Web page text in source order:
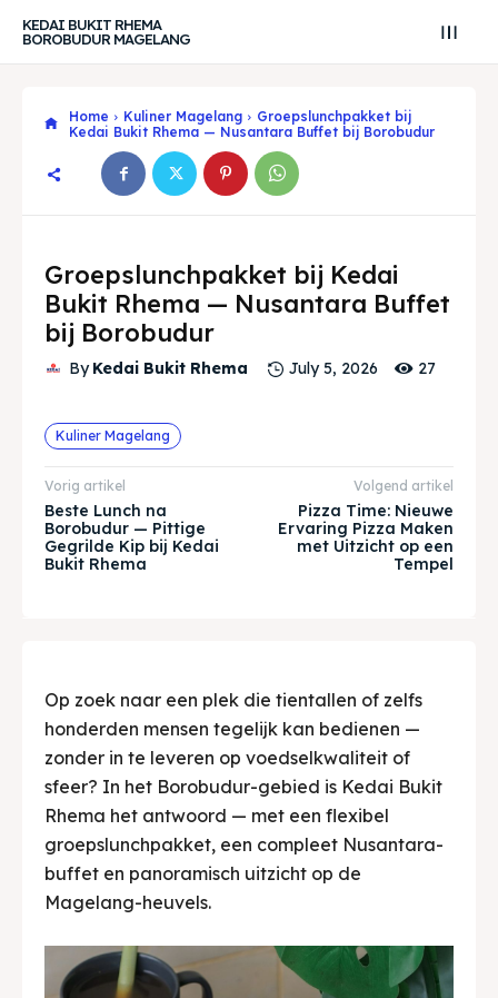
& Make a booking today
Playground Anak
Katering Magelang
Nasi Box
& Make a booking today
Playground Anak
Katering Magelang
Nasi Box
BAHASA / LANGUAGE
KEDAI BUKIT RHEMA
BOROBUDUR MAGELANG
Home Kuliner Magelang
Groepslunchpakket bij
Kedai Bukit Rhema — Nusantara Buffet bij Borobudur
Groepslunchpakket bij Kedai
Bukit Rhema — Nusantara Buffet
bij Borobudur
By Kedai Bukit Rhema July 5, 2026 27
Kuliner Magelang
Vorig artikel
Beste Lunch na
Borobudur — Pittige
Gegrilde Kip bij Kedai
Bukit Rhema
Volgend artikel
Pizza Time: Nieuwe
Ervaring Pizza Maken
met Uitzicht op een
Tempel
Op zoek naar een plek die tientallen of zelfs
honderden mensen tegelijk kan bedienen —
zonder in te leveren op voedselkwaliteit of
sfeer? In het Borobudur-gebied is Kedai Bukit
Rhema het antwoord — met een flexibel
groepslunchpakket, een compleet Nusantara-
buffet en panoramisch uitzicht op de
Magelang-heuvels.